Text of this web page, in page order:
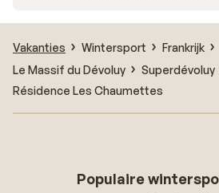
Vakanties Wintersport
Frankrijk
Le Massif du Dévoluy
Superdévoluy
Résidence Les Chaumettes
Populaire